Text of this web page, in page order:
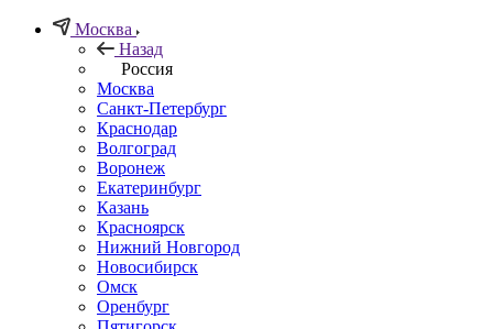
Москва
Назад
Россия
Москва
Санкт-Петербург
Краснодар
Волгоград
Воронеж
Екатеринбург
Казань
Красноярск
Нижний Новгород
Новосибирск
Омск
Оренбург